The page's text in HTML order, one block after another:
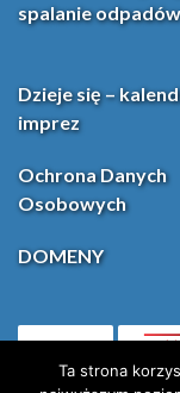
spalanie odpadów
Dzieje się –
imprez
Ochrona Danych
Osobowych
DOMENY
Ta strona